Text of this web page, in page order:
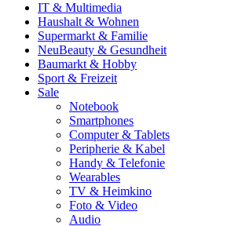
IT & Multimedia
Haushalt & Wohnen
Supermarkt & Familie
NeuBeauty & Gesundheit
Baumarkt & Hobby
Sport & Freizeit
Sale
Notebook
Smartphones
Computer & Tablets
Peripherie & Kabel
Handy & Telefonie
Wearables
TV & Heimkino
Foto & Video
Audio